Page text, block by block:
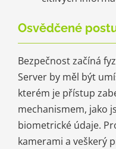
Osvědčené
Bezpečnost začíná
Server by měl být
kterém je přístup
mechanismem, jako
biometrické údaje.
kamerami a veškerý